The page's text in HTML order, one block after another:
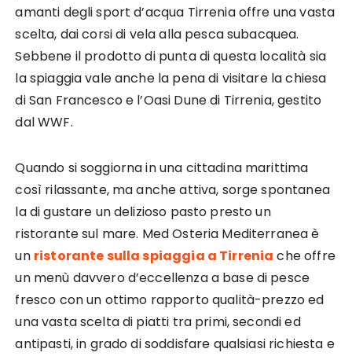
amanti degli sport d’acqua Tirrenia offre una vasta
scelta, dai corsi di vela alla pesca subacquea.
Sebbene il prodotto di punta di questa località sia
la spiaggia vale anche la pena di visitare la chiesa
di San Francesco e l’Oasi Dune di Tirrenia, gestito
dal WWF.
Quando si soggiorna in una cittadina marittima
così rilassante, ma anche attiva, sorge spontanea
la di gustare un delizioso pasto presto un
ristorante sul mare. Med Osteria Mediterranea è
un ristorante sulla spiaggia a Tirrenia che offre
un menù davvero d’eccellenza a base di pesce
fresco con un ottimo rapporto qualità-prezzo ed
una vasta scelta di piatti tra primi, secondi ed
antipasti, in grado di soddisfare qualsiasi richiesta e